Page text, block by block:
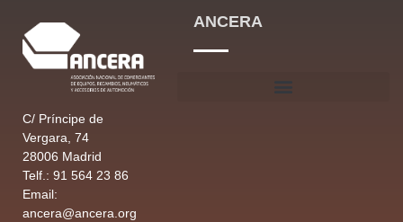
C/ Príncipe de
Vergara, 74
28006 Madrid
Telf.: 91 564 23 86
Email:
ancera@ancera.org
ANCERA